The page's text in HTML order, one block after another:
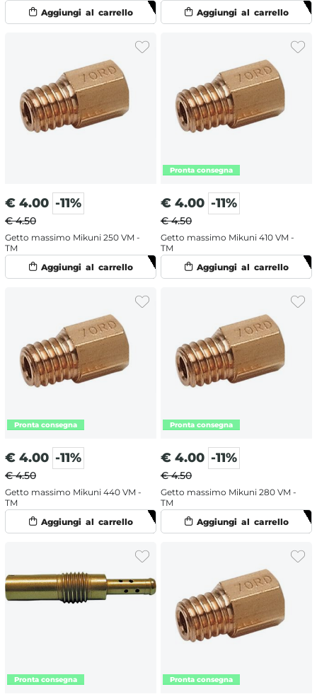
€ 4.00 -11%
€ 4.50
Getto massimo Mikuni 250 VM -
TM
€ 4.00 -11%
€ 4.50
Getto massimo Mikuni 410 VM -
TM
€ 4.00 -11%
€ 4.50
Getto massimo Mikuni 440 VM -
TM
€ 4.00 -11%
€ 4.50
Getto massimo Mikuni 280 VM -
TM